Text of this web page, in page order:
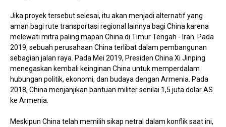
Jika proyek tersebut selesai, itu akan menjadi alternatif yang
aman bagi rute transportasi regional lainnya bagi China karena
melewati mitra paling mapan China di Timur Tengah - Iran. Pada
2019, sebuah perusahaan China terlibat dalam pembangunan
sebagian jalan raya. Pada Mei 2019, Presiden China Xi Jinping
menegaskan kembali keinginan China untuk memperdalam
hubungan politik, ekonomi, dan budaya dengan Armenia. Pada
2018, China menjanjikan bantuan militer senilai 1,5 juta dolar AS
ke Armenia.
Meskipun China telah memilih sikap netral dalam konflik saat ini,